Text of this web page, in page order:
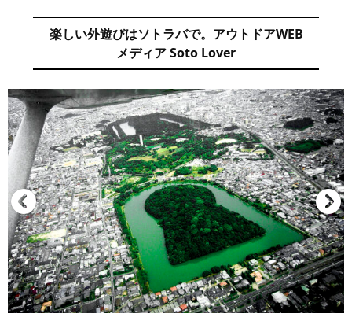
楽しい外遊びはソトラバで。アウトドアWEB
メディア Soto Lover